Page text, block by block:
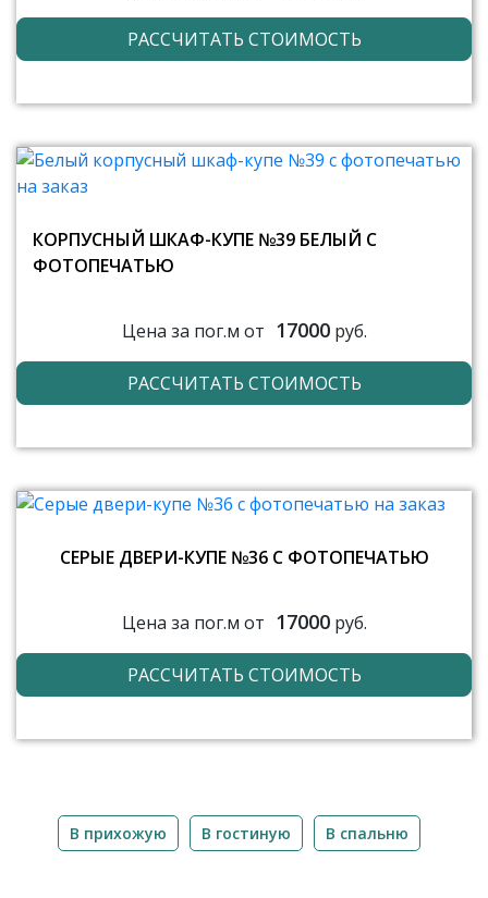
РАССЧИТАТЬ СТОИМОСТЬ
КОРПУСНЫЙ ШКАФ-КУПЕ №39 БЕЛЫЙ С
ФОТОПЕЧАТЬЮ
Цена за пог.м от 17000руб.
РАССЧИТАТЬ СТОИМОСТЬ
СЕРЫЕ ДВЕРИ-КУПЕ №36 С ФОТОПЕЧАТЬЮ
Цена за пог.м от 17000руб.
РАССЧИТАТЬ СТОИМОСТЬ
В прихожую В гостиную В спальню